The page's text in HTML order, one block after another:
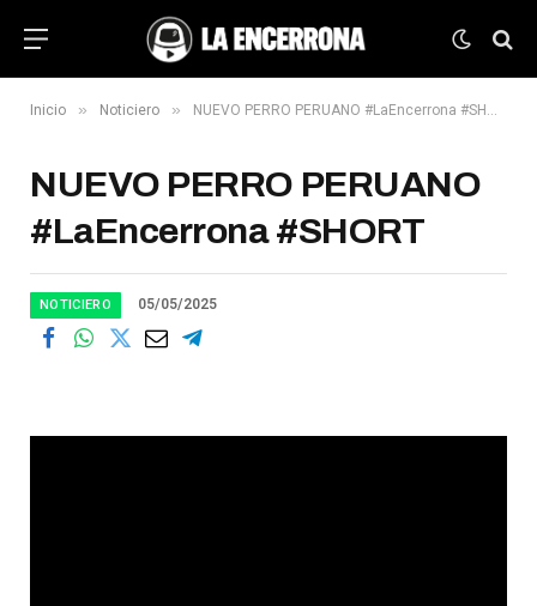
Inicio » Noticiero » NUEVO PERRO PERUANO #LaEncerrona #SHORT
NUEVO PERRO PERUANO
#LaEncerrona #SHORT
NOTICIERO 05/05/2025